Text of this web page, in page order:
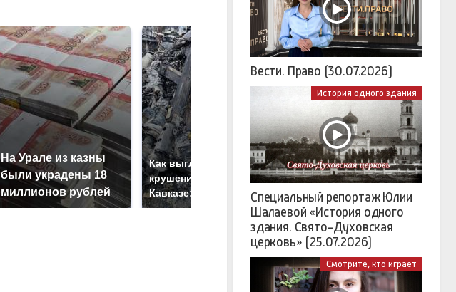
На Урале из казны
были украдены 18
миллионов рублей
Как выглядит место
крушение вертолета на
Кавказе: смотреть
Не ешьте эту
готовую еду из
магазина: список
Вести. Право (30.07.2026)
История одного здания
Специальный репортаж Юлии
Шалаевой «История одного
здания. Свято-Духовская
церковь» (25.07.2026)
Смотрите, кто играет